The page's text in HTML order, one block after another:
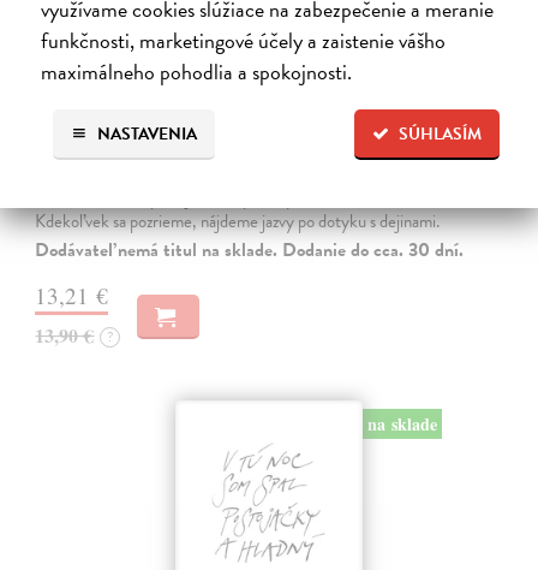
využívame cookies slúžiace na zabezpečenie a meranie
funkčnosti, marketingové účely a zaistenie vášho
maximálneho pohodlia a spokojnosti.
SÚHLASÍM
NASTAVENIA
Sklená huta
Kdekoľvek sa pozrieme, nájdeme jazvy po dotyku s dejinami.
Dodávateľ nemá titul na sklade. Dodanie do cca. 30 dní.
13,21 €
13,90 € ?
na sklade